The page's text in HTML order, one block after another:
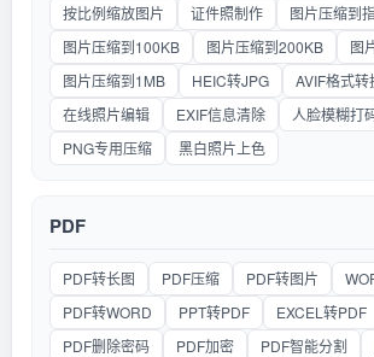
按比例缩放图片
证件照制作
图片压缩到
图片压缩到100KB
图片压缩到200KB
图
图片压缩到1MB
HEIC转JPG
AVIF格式转
在线照片编辑
EXIF信息清除
人脸模糊打
PNG专用压缩
黑白照片上色
PDF
PDF转长图 PDF压缩 PDF转图片
PDF转WORD
PPT转PDF EXCEL转PDF
PDF删除密码
PDF加密 PDF智能分割